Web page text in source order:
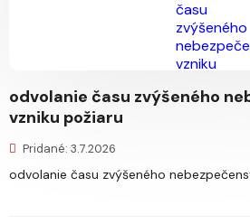
odvolanie času zvýšeného
vzniku požiaru
Pridané: 3.7.2026
odvolanie času zvýšeného